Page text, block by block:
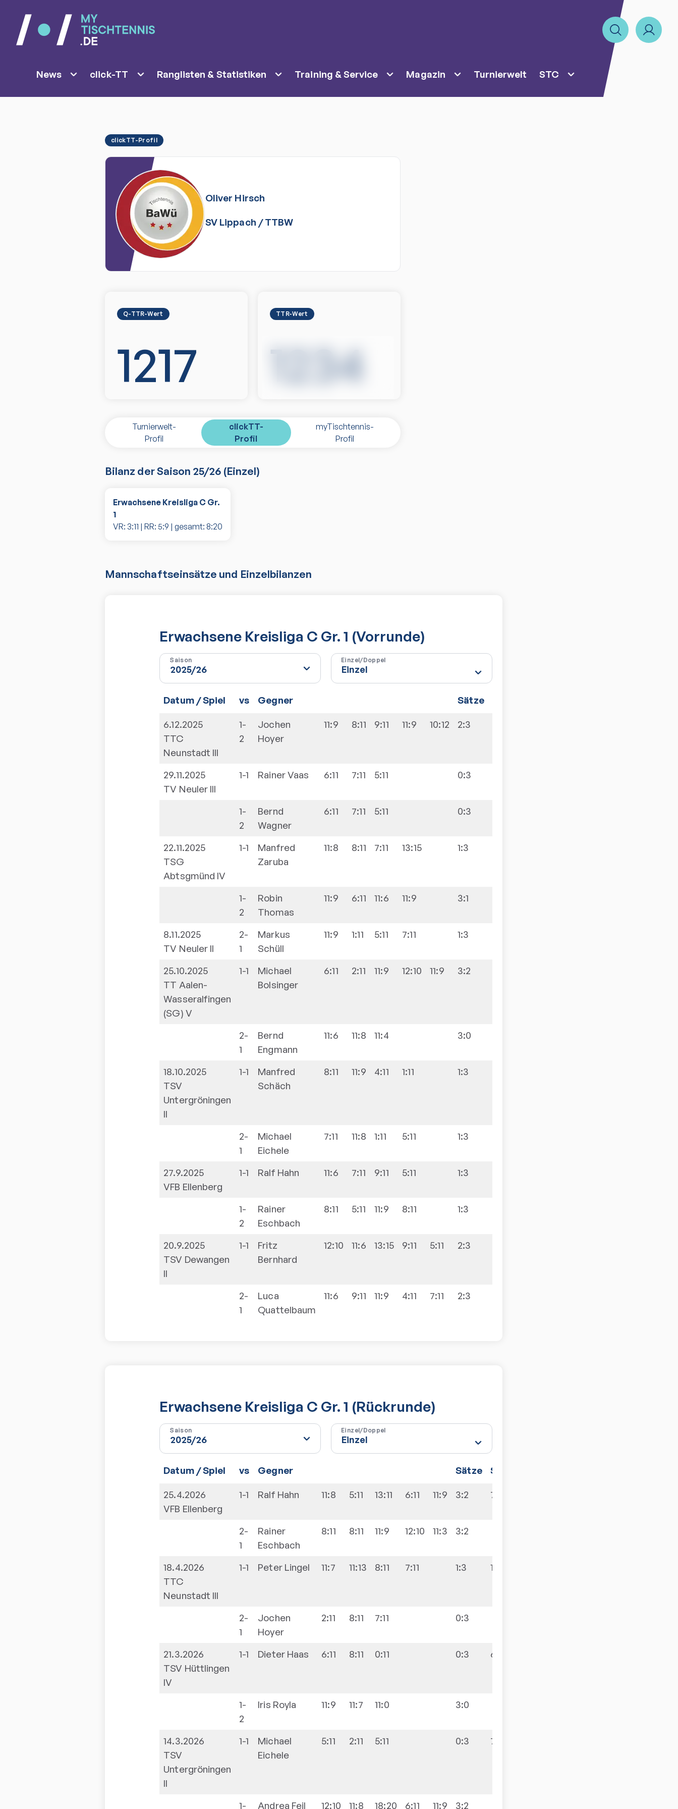
News click-TT Ranglisten & Statistiken Training & Service Magazin Turnierwelt STC
clickTT-Profil
Oliver Hirsch
SV Lippach /TTBW
Q-TTR-Wert
1217
TTR-Wert
1234
Turnierwelt-
Profil
clickTT-
Profil
myTischtennis-
Profil
Bilanz der Saison 25/26 (Einzel)
Erwachsene Kreisliga C Gr.
1
VR: 3:11 | RR: 5:9 | gesamt: 8:20
Mannschaftseinsätze und Einzelbilanzen
Erwachsene Kreisliga C Gr. 1 (Vorrunde)
Saison Einzel/Doppel
Datum / Spiel vs Gegner Sätze
6.12.2025
TTC
Neunstadt III
1-
2
Jochen
Hoyer
11:9 8:11 9:11 11:9 10:12 2:3
29.11.2025
TV Neuler III
1-1 RainerVaas 6:11 7:11 5:11 0:3
1-
2
Bernd
Wagner
6:11 7:11 5:11 0:3
22.11.2025
TSG
Abtsgmünd IV
1-1
Manfred
Zaruba
11:8 8:11 7:11 13:15 1:3
1-
2
Robin
Thomas
11:9 6:11 11:6 11:9 3:1
8.11.2025
TV Neuler II
2-
1
Markus
Schüll
11:9 1:11 5:11 7:11 1:3
25.10.2025
TT Aalen-
Wasseralfingen
(SG) V
1-1
Michael
Bolsinger
6:11 2:11 11:9 12:10 11:9 3:2
2-
1
Bernd
Engmann
11:6 11:8 11:4 3:0
18.10.2025
TSV
Untergröningen
II
1-1
Manfred
Schäch
8:11 11:9 4:11 1:11 1:3
2-
1
Michael
Eichele
7:11 11:8 1:11 5:11 1:3
27.9.2025
VFB Ellenberg
1-1 Ralf Hahn 11:6 7:11 9:11 5:11 1:3
1-
2
Rainer
Eschbach
8:11 5:11 11:9 8:11 1:3
20.9.2025
TSV Dewangen
II
1-1
Fritz
Bernhard
12:10 11:6 13:15 9:11 5:11 2:3
2-
1
Luca
Quattelbaum
11:6 9:11 11:9 4:11 7:11 2:3
Erwachsene Kreisliga C Gr. 1 (Rückrunde)
Saison Einzel/Doppel
Datum / Spiel vs Gegner Sätze Spiele
25.4.2026
VFB Ellenberg
1-1 Ralf Hahn 11:8 5:11 13:11 6:11 11:9 3:2 7:9
2-
1
Rainer
Eschbach
8:11 8:11 11:9 12:10 11:3 3:2
18.4.2026
TTC
Neunstadt III
1-1 Peter Lingel 11:7 11:13 8:11 7:11 1:3 1:9
2-
1
Jochen
Hoyer
2:11 8:11 7:11 0:3
21.3.2026
TSV Hüttlingen
IV
1-1 Dieter Haas 6:11 8:11 0:11 0:3 6:9
1-
2
Iris Royla 11:9 11:7 11:0 3:0
14.3.2026
TSV
Untergröningen
II
1-1
Michael
Eichele
5:11 2:11 5:11 0:3 7:9
1- Andrea Feil 12:10 11:8 18:20 6:11 11:9 3:2